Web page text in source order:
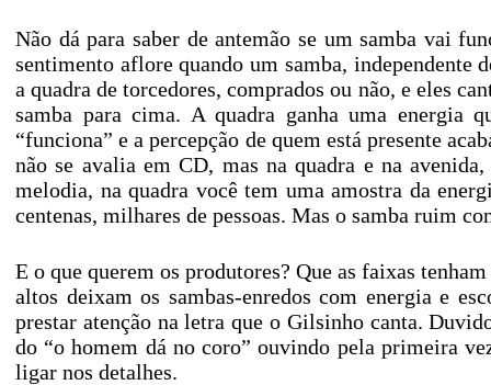
Não dá para saber de antemão se um samba vai
sentimento aflore quando um samba, independente
a quadra de torcedores, comprados ou não, e eles
samba para cima. A quadra ganha uma energia
“funciona” e a percepção de quem está presente
não se avalia em CD, mas na quadra e na
melodia, na quadra você tem uma amostra da
centenas, milhares de pessoas. Mas o samba ruim
E o que querem os produtores? Que as faixas
altos deixam os sambas-enredos com energia e
prestar atenção na letra que o Gilsinho canta.
do “o homem dá no coro” ouvindo pela primeira
ligar nos detalhes.